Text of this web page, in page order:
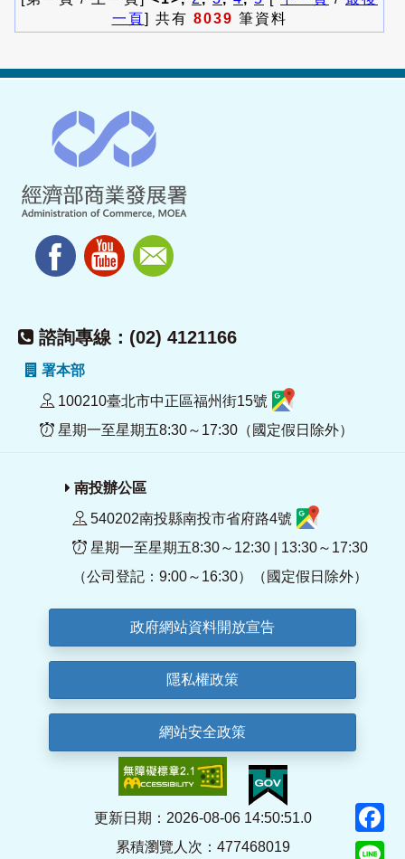
一頁] 共有 8039 筆資料
諮詢專線：(02) 4121166
署本部
100210臺北市中正區福州街15號
星期一至星期五8:30～17:30（國定假日除外）
南投辦公區
540202南投縣南投市省府路4號
星期一至星期五8:30～12:30 | 13:30～17:30
（公司登記：9:00～16:30）（國定假日除外）
政府網站資料開放宣告
隱私權政策
網站安全政策
更新日期：2026-08-06 14:50:51.0
累積瀏覽人次：477468019